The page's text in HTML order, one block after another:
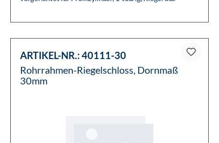
ARTIKEL-NR.:40111-30
Rohrrahmen-Riegelschloss, Dornmaß
30mm